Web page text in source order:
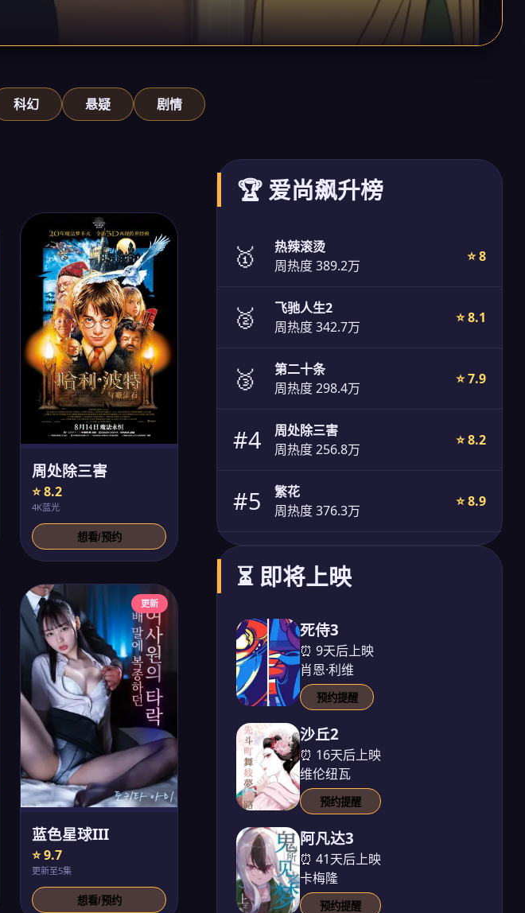
科幻 悬疑 剧情
周处除三害
⭐ 8.2
4K蓝光
想看/预约
更新
蓝色星球III
⭐ 9.7
更新至5集
想看/预约
🏆 爱尚飙升榜
🥇
热辣滚烫
周热度 389.2万
⭐ 8
🥈
飞驰人生2
周热度 342.7万
⭐ 8.1
🥉
第二十条
周热度 298.4万
⭐ 7.9
#4
周处除三害
周热度 256.8万
⭐ 8.2
#5
繁花
周热度 376.3万
⭐ 8.9
⏳ 即将上映
死侍3
⏰ 9天后上映
肖恩·利维
预约提醒
沙丘2
⏰ 16天后上映
维伦纽瓦
预约提醒
阿凡达3
⏰ 41天后上映
卡梅隆
预约提醒